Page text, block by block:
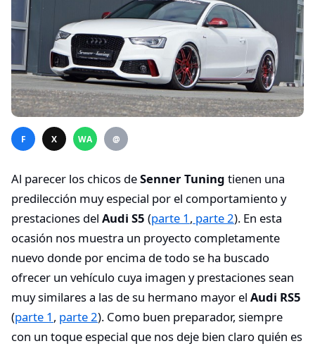
F X WA @
Al parecer los chicos deSenner Tuning tienen una
predilección muy especial por el comportamiento y
prestaciones del Audi S5 (parte 1 , parte 2). En esta
ocasión nos muestra un proyecto completamente
nuevo donde por encima de todo se ha buscado
ofrecer un vehículo cuya imagen y prestaciones sean
muy similares a las de su hermano mayor el Audi RS5
(parte 1 , parte 2). Como buen preparador, siempre
con un toque especial que nos deje bien claro quién es